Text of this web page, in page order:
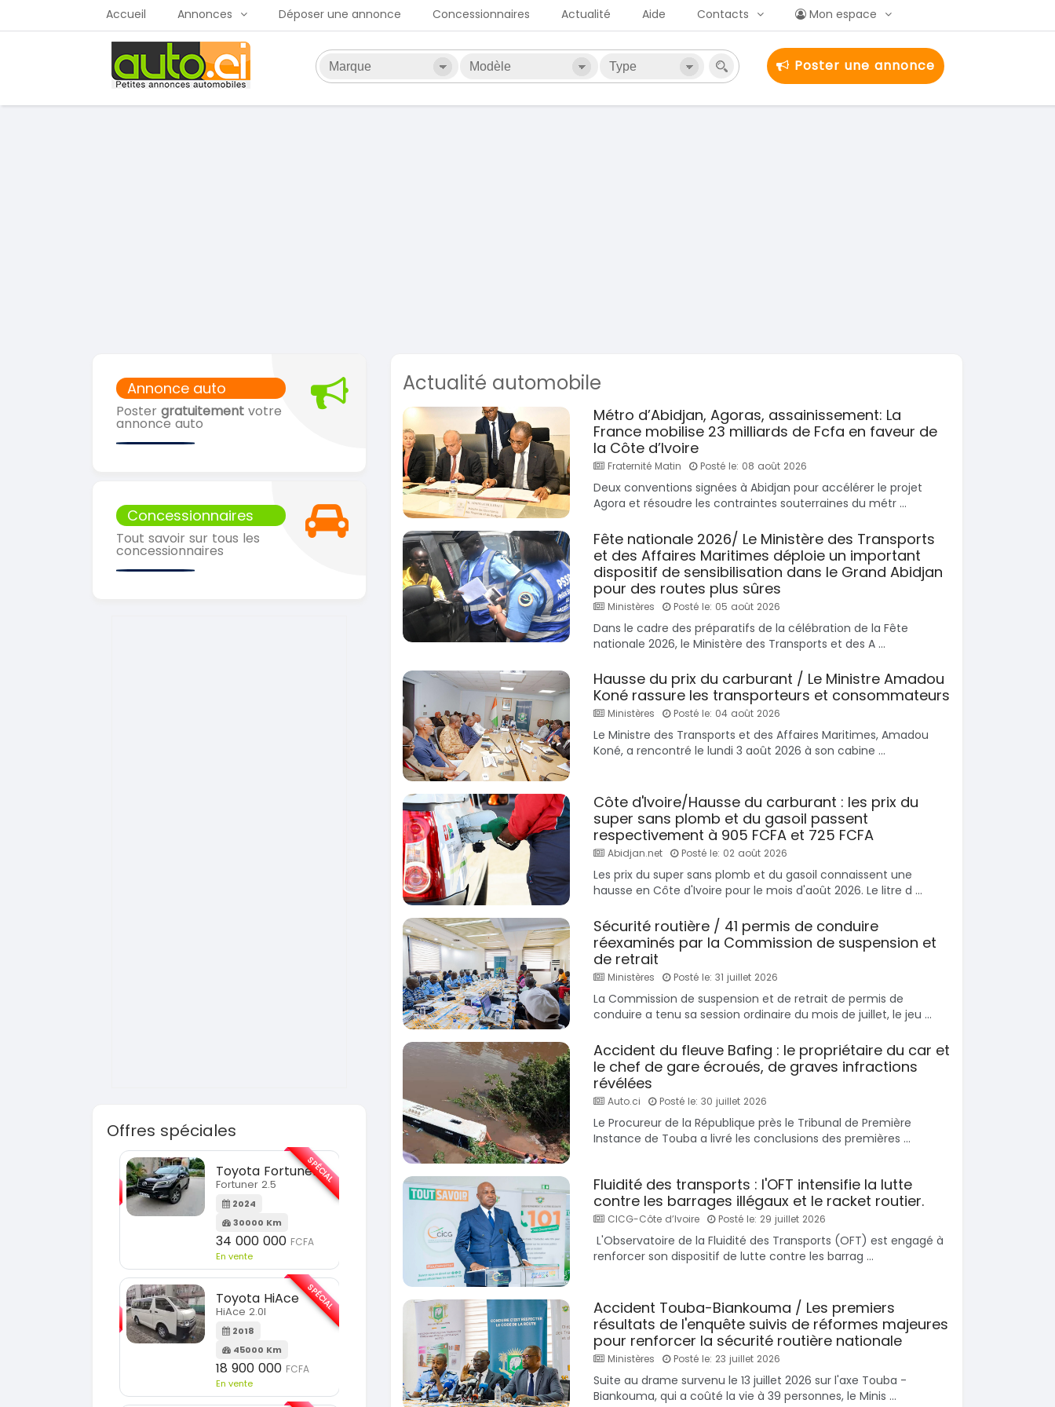
Accueil Annonces Déposer une annonce Concessionnaires Actualité Aide Contacts Mon espace
Poster une annonce
Annonce auto
Poster gratuitement votre
annonce auto
Concessionnaires
Tout savoir sur tous les
concessionnaires
Offres spéciales
KIA Sorento
Sorento full option
2021
60000 Km
18 500 000FCFA
En vente
SPÉCIAL
Hyundai Elantra
Elantra 2.0l
2021
100000 Km
9 800 000FCFA
En vente
SPÉCIAL
Sportage 2021
2021
78000 Km
14 500 000FCFA
En vente
SPÉCIAL
Suzuki Vitara
Vitara modele glx
2019
85000 Km
9 300 000FCFA
En vente
SPÉCIAL
Dokker 1.6
2014
100000 Km
3 800 000FCFA
En vente
SPÉCIAL
Cayenne moteur v6
2020
60000 Km
37 000 000FCFA
En vente
SPÉCIAL
Fortuner 2.5
2024
34 000 000
HiAce 2.0l
2018
45000 Km
En vente
Actualité automobile
Métro d’Abidjan, Agoras, assainissement: La
France mobilise 23 milliards de Fcfa en faveur de
la Côte d’Ivoire
Fraternité Matin Posté le: 08 août 2026
Deux conventions signées à Abidjan pour accélérer le projet
Agora et résoudre les contraintes souterraines du métr ...
Fête nationale 2026/ Le Ministère des Transports
et des Affaires Maritimes déploie un important
dispositif de sensibilisation dans le Grand Abidjan
pour des routes plus sûres
Ministères Posté le: 05 août 2026
Dans le cadre des préparatifs de la célébration de la Fête
nationale 2026, le Ministère des Transports et des A ...
Hausse du prix du carburant / Le Ministre Amadou
Koné rassure les transporteurs et consommateurs
Ministères Posté le: 04 août 2026
Le Ministre des Transports et des Affaires Maritimes, Amadou
Koné, a rencontré le lundi 3 août 2026 à son cabine ...
Côte d'Ivoire/Hausse du carburant : les prix du
super sans plomb et du gasoil passent
respectivement à 905 FCFA et 725 FCFA
Abidjan.net Posté le: 02 août 2026
Les prix du super sans plomb et du gasoil connaissent une
hausse en Côte d'Ivoire pour le mois d'août 2026. Le litre d ...
Sécurité routière / 41 permis de conduire
réexaminés par la Commission de suspension et
de retrait
Ministères Posté le: 31 juillet 2026
La Commission de suspension et de retrait de permis de
conduire a tenu sa session ordinaire du mois de juillet, le jeu ...
Accident du fleuve Bafing : le propriétaire du car et
le chef de gare écroués, de graves infractions
révélées
Auto.ci Posté le: 30 juillet 2026
Le Procureur de la République près le Tribunal de Première
Instance de Touba a livré les conclusions des premières ...
Fluidité des transports : l'OFT intensifie la lutte
contre les barrages illégaux et le racket routier.
CICG-Côte d’Ivoire Posté le: 29 juillet 2026
L'Observatoire de la Fluidité des Transports (OFT) est engagé à
renforcer son dispositif de lutte contre les barrag ...
Accident Touba-Biankouma / Les premiers
résultats de l'enquête suivis de réformes majeures
pour renforcer la sécurité routière nationale
Ministères Posté le: 23 juillet 2026
Suite au drame survenu le 13 juillet 2026 sur l'axe Touba -
Biankouma, qui a coûté la vie à 39 personnes, le Minis ...